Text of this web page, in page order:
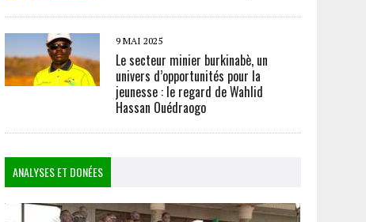
9 MAI 2025
Le secteur minier burkinabè, un
univers d’opportunités pour la
jeunesse : le regard de Wahlid
Hassan Ouédraogo
ANALYSES ET DONÉES